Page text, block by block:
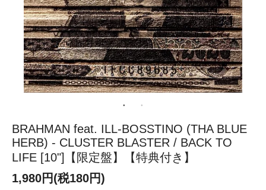
BRAHMAN feat. ILL-BOSSTINO (THA BLUE
HERB) - CLUSTER BLASTER / BACK TO
LIFE [10"]【限定盤】【特典付き】
1,980円(税180円)